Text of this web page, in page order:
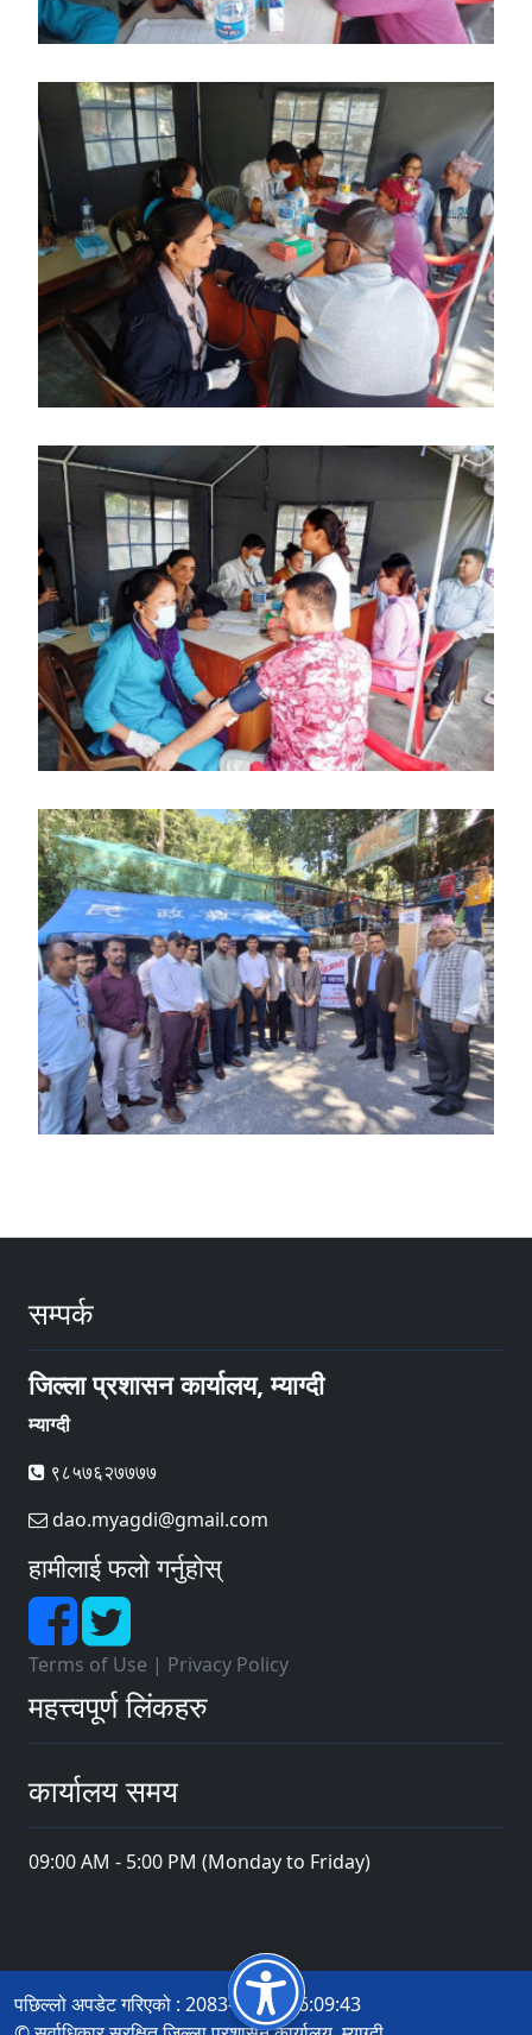
सम्पर्क
जिल्ला प्रशासन कार्यालय, म्याग्दी
म्याग्दी
९८५७६२७७७७
dao.myagdi@gmail.com
हामीलाई फलो गर्नुहोस्
Terms of Use | Privacy Policy
महत्त्वपूर्ण लिंकहरु
कार्यालय समय
09:00 AM - 5:00 PM (Monday to Friday)
पछिल्लो अपडेट गरिएको : 2083-04-21 16:09:43